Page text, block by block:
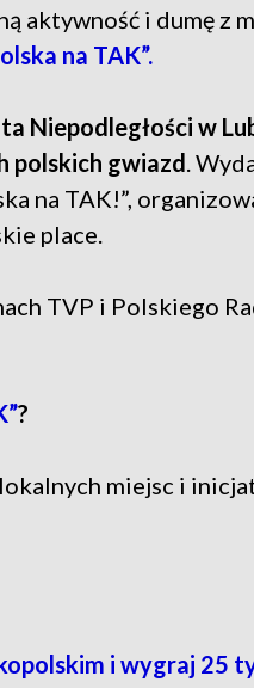
aktywność i dumę z
na TAK”.
Niepodległości w
polskich gwiazd.
na TAK!”,
place.
TVP i Polskiego
?
lokalnych miejsc i
i wygraj 25